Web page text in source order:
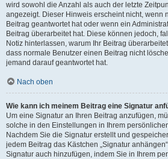
wird sowohl die Anzahl als auch der letzte
angezeigt. Dieser Hinweis erscheint nicht, wenn
Beitrag geantwortet hat oder wenn ein
Beitrag überarbeitet hat. Diese können jedoch,
Notiz hinterlassen, warum Ihr Beitrag
dass normale Benutzer einen Beitrag nicht
jemand darauf geantwortet hat.
Nach oben
Wie kann ich meinem Beitrag eine Signatur
Um eine Signatur an Ihren Beitrag anzufügen,
solche in den Einstellungen in Ihrem
Nachdem Sie die Signatur erstellt und
jedem Beitrag das Kästchen „Signatur
Signatur auch hinzufügen, indem Sie in Ihrem